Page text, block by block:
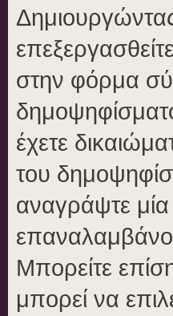
στην φόρμα
έχετε
του
αναγράψτε
Μπορείτε
μπορεί να